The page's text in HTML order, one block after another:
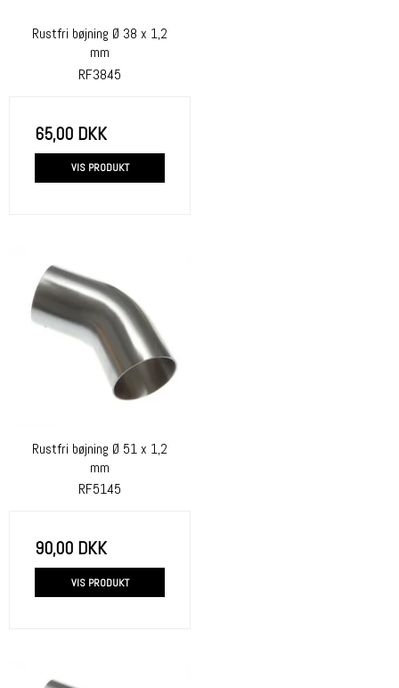
Rustfri bøjning Ø 38 x 1,2
mm
RF3845
65,00 DKK
VIS PRODUKT
Rustfri bøjning Ø 51 x 1,2
mm
RF5145
90,00 DKK
VIS PRODUKT